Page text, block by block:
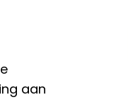
aan